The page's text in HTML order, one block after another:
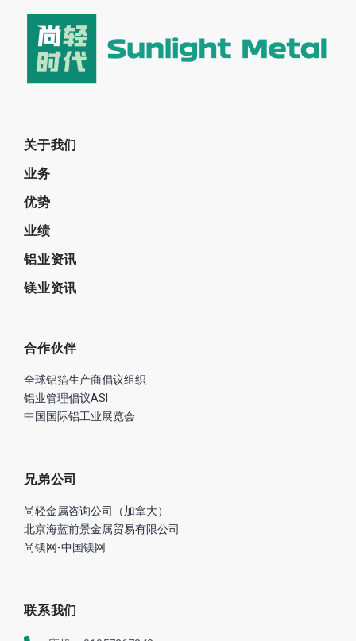
关于我们
业务
优势
业绩
铝业资讯
镁业资讯
合作伙伴
全球铝箔生产商倡议组织
铝业管理倡议ASI
中国国际铝工业展览会
兄弟公司
尚轻金属咨询公司（加拿大）
北京海蓝前景金属贸易有限公司
尚镁网-中国镁网
联系我们